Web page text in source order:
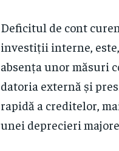
Deficitul de cont
investiții interne,
absența unor măsuri
datoria externă și
rapidă a creditelor,
unei deprecieri